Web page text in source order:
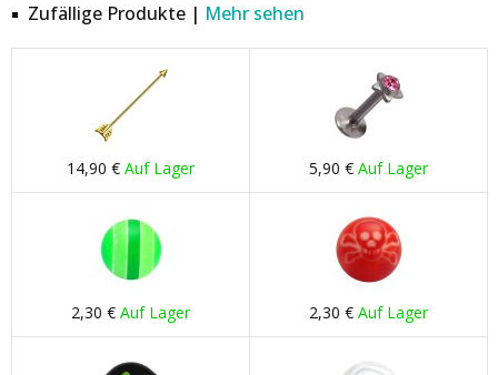
Zufällige Produkte | Mehr sehen
14,90 € Auf Lager 5,90 € Auf Lager
2,30 € Auf Lager 2,30 € Auf Lager